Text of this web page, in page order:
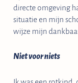
directe omgeving
situatie en mijn
wijze mijn
Niet voor niets